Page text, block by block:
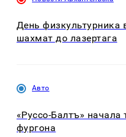
День физкультурника
шахмат до лазертага
Авто
«Руссо-Балтъ» начала
фургона